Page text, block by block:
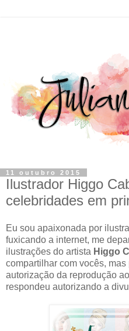
11 outubro 2015
Ilustrador Higgo
celebridades em
Eu sou apaixonada por
fuxicando a internet, me
ilustrações do artista Higgo
compartilhar com vocês,
autorização da reprodução
respondeu autorizando a